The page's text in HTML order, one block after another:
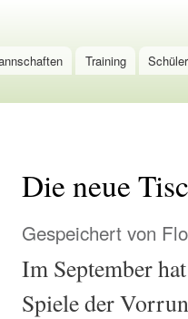
Training
Die neue
Gespeichert von Flo
Im September
Spiele der